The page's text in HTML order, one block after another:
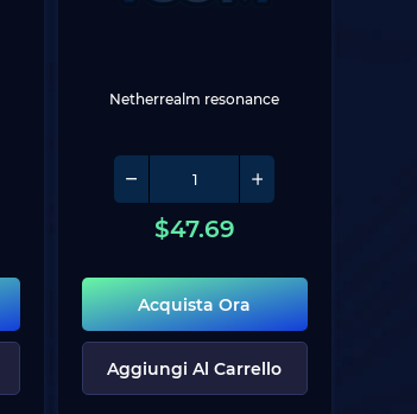
Netherrealm resonance
$47.69
Acquista Ora
Aggiungi Al Carrello